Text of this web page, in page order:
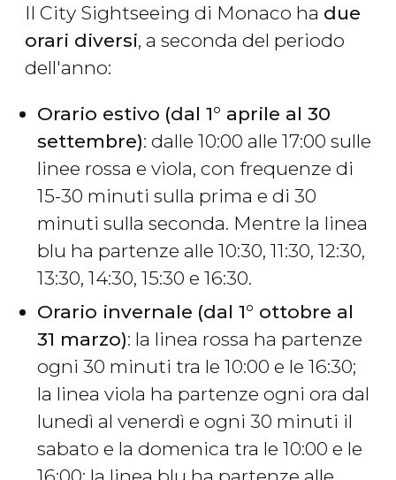
Il City Sightseeing di Monaco ha due
orari diversi, a seconda del periodo
dell'anno:
Orario estivo (dal 1° aprile al 30
settembre): dalle 10:00 alle 17:00 sulle
linee rossa e viola, con frequenze di
15-30 minuti sulla prima e di 30
minuti sulla seconda. Mentre la linea
blu ha partenze alle 10:30, 11:30, 12:30,
13:30, 14:30, 15:30 e 16:30.
Orario invernale (dal 1° ottobre al
31 marzo): la linea rossa ha partenze
ogni 30 minuti tra le 10:00 e le 16:30;
la linea viola ha partenze ogni ora dal
lunedì al venerdì e ogni 30 minuti il
sabato e la domenica tra le 10:00 e le